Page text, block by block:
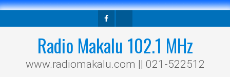
Radio Makalu 102.1 MHz
www.radiomakalu.com || 021-522512